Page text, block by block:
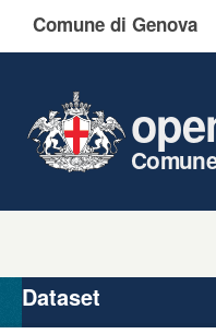
Comune di Genova
Organizzazioni
Gruppi
Dataset